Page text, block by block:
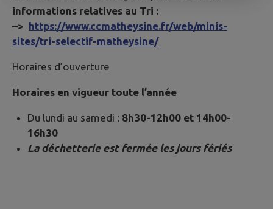
informations relatives au Tri :
–> https://www.ccmatheysine.fr/web/minis-
sites/tri-selectif-matheysine/
Horaires d’ouverture
Horaires en vigueur toute l’année
Du lundi au samedi : 8h30-12h00 et 14h00-
16h30
La déchetterie est fermée les jours fériés